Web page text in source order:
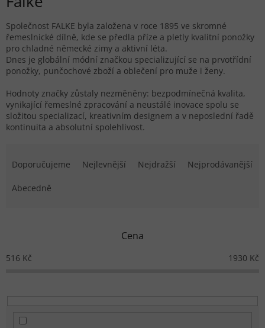
Společnost FALKE byla založena v roce 1895 ve skromné
řemeslnické dílně, kde se předla příze a pletly kvalitní ponožky
pro chladné německé zimy a aktivní léta.
Dnes je globální módní značkou specializující se na prvotřídní
ponožky, punčochové zboží a oblečení pro muže i ženy.
Hodnoty značky zůstaly nezměněny: bezpodmínečná kvalita,
vynikající řemeslné zpracování a neustálé inovace spolu se
složitou specializací, kreativním designem a v neposlední řadě
kontinuita a absolutní spolehlivost.
Doporučujeme Nejlevnější Nejdražší Nejprodávanější
Abecedně
Cena
516 Kč 1930 Kč